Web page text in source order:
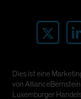
Dies ist eine
von AllianceBernstein
Luxemburger